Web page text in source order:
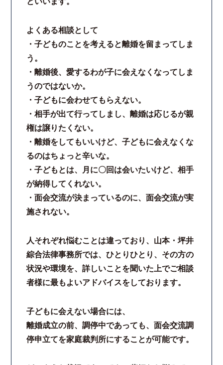
カウンセリング
法律相談継続サポートプラン
よくあるご質問
リモート相談
お知らせ
弁護士ブログ
法律相談コラム
衛生対策の強化
コロナと労働問題
資料ダウンロード
お問い合わせフォーム
よくある相談として
・子どものことを考えると離婚を留まってしま
う。
・離婚後、愛するわが子に会えなくなってしま
うのではないか。
・子どもに会わせてもらえない。
・相手が出て行ってしまし、離婚は応じるが親
権は譲りたくない。
・離婚をしてもいいけど、子どもに会えなくな
るのはちょっと辛いな。
・子どもとは、月に〇回は会いたいけど、相手
が納得してくれない。
・面会交流が決まっているのに、面会交流が実
施されない。
人それぞれ悩むことは違っており、山本・坪井
綜合法律事務所では、ひとりひとり、その方の
状況や環境を、詳しいことを聞いた上でご相談
者様に最もよいアドバイスをしております。
子どもに会えない場合には、
離婚成立の前、調停中であっても、面会交流調
停申立てを家庭裁判所にすることが可能です。